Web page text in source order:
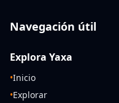
Navegación útil
Explora Yaxa
•Inicio
•Explorar